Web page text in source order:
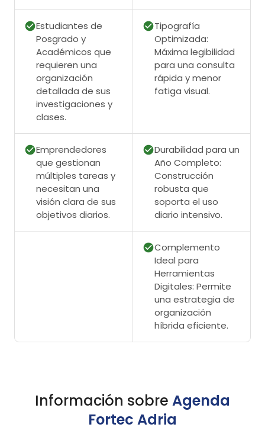
Estudiantes de
Posgrado y
Académicos que
requieren una
organización
detallada de sus
investigaciones y
clases.
Tipografía
Optimizada:
Máxima legibilidad
para una consulta
rápida y menor
fatiga visual.
Emprendedores
que gestionan
múltiples tareas y
necesitan una
visión clara de sus
objetivos diarios.
Durabilidad para un
Año Completo:
Construcción
robusta que
soporta el uso
diario intensivo.
Complemento
Ideal para
Herramientas
Digitales: Permite
una estrategia de
organización
híbrida eficiente.
Información sobre Agenda
Fortec Adria